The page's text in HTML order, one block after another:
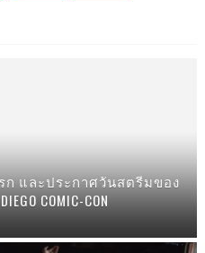
รก และประกาศวันสตรีมของ
COMIC-CON